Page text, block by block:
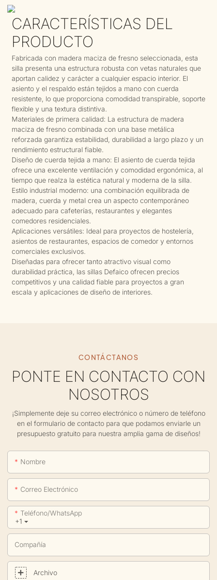
CARACTERÍSTICAS DEL
PRODUCTO
Fabricada con madera maciza de fresno seleccionada, esta
silla presenta una estructura robusta con vetas naturales que
aportan calidez y carácter a cualquier espacio interior. El
asiento y el respaldo están tejidos a mano con cuerda
resistente, lo que proporciona comodidad transpirable, soporte
flexible y una textura distintiva.
Materiales de primera calidad: La estructura de madera
maciza de fresno combinada con una base metálica
reforzada garantiza estabilidad, durabilidad a largo plazo y un
rendimiento estructural fiable.
Diseño de cuerda tejida a mano: El asiento de cuerda tejida
ofrece una excelente ventilación y comodidad ergonómica, al
tiempo que realza la estética natural y moderna de la silla.
Estilo industrial moderno: una combinación equilibrada de
madera, cuerda y metal crea un aspecto contemporáneo
adecuado para cafeterías, restaurantes y elegantes
comedores residenciales.
Aplicaciones versátiles: Ideal para proyectos de hostelería,
asientos de restaurantes, espacios de comedor y entornos
comerciales exclusivos.
Diseñadas para ofrecer tanto atractivo visual como
durabilidad práctica, las sillas Defaico ofrecen precios
competitivos y una calidad fiable para proyectos a gran
escala y aplicaciones de diseño de interiores.
CONTÁCTANOS
PONTE EN CONTACTO CON
NOSOTROS
¡Simplemente deje su correo electrónico o número de teléfono
en el formulario de contacto para que podamos enviarle un
presupuesto gratuito para nuestra amplia gama de diseños!
Nombre
Correo Electrónico
+1
Teléfono/WhatsApp
Compañía
Archivo